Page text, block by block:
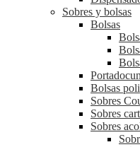
Sobres y bolsas
Bolsas
Bolsas
Sobres
Sobres
Sobres